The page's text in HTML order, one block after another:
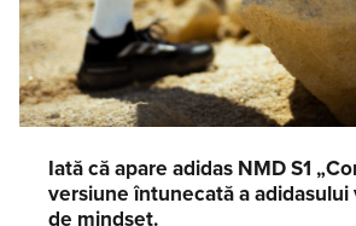
Iată că apare adidas NMD S1
versiune întunecată a
de mindset.